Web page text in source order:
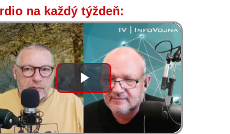
na každý týždeň:
Play
Video